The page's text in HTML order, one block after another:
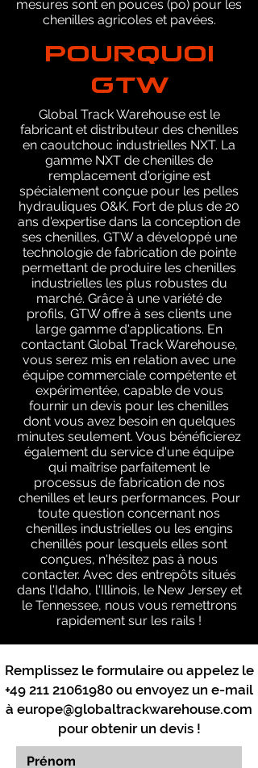
mesures sont en pouces (po) pour les
chenilles agricoles et pavées.
POURQUOI
GTW
Global Track Warehouse est le
fabricant et distributeur des chenilles
en caoutchouc industrielles NXT. La
gamme NXT de chenilles de
remplacement d'origine est
spécialement conçue pour les pelles
hydrauliques O&K. Fort de plus de 20
ans d'expertise dans la conception de
ses chenilles, GTW a développé une
technologie de fabrication de pointe
permettant de produire les chenilles
industrielles les plus robustes du
marché. Grâce à une variété de
profils, GTW offre à ses clients une
large gamme d'applications. En
contactant Global Track Warehouse,
vous serez mis en relation avec une
équipe commerciale compétente et
expérimentée, capable de vous
fournir un devis pour les chenilles
dont vous avez besoin en quelques
minutes seulement. Vous bénéficierez
également du service d'une équipe
qui maîtrise parfaitement le
processus de fabrication de nos
chenilles et leurs performances. Pour
toute question concernant nos
chenilles industrielles ou les engins
chenillés pour lesquels elles sont
conçues, n'hésitez pas à nous
contacter. Avec des entrepôts situés
dans l'Idaho, l'Illinois, le New Jersey et
le Tennessee, nous vous remettrons
rapidement sur les rails !
Remplissez le formulaire ou appelez le
+49 211 21061980 ou envoyez un e-mail
à europe@globaltrackwarehouse.com
pour obtenir un devis !